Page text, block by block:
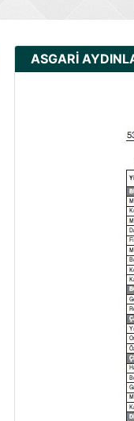
ASGARİ